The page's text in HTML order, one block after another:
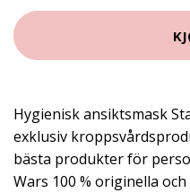
Hygienisk ansiktsmask
exklusiv
bästa produkter för
Wars 100 % originella